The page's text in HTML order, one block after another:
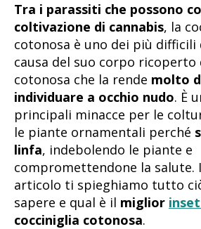
Tra i parassiti che possono
coltivazione di cannabis, la
cotonosa è uno dei più difficili
causa del suo corpo ricoperto
cotonosa che la rende molto
individuare a occhio nudo. È
principali minacce per le
le piante ornamentali perché
linfa, indebolendo le piante e
compromettendone la salute.
articolo ti spieghiamo tutto
sapere e qual è il miglior
cocciniglia cotonosa.